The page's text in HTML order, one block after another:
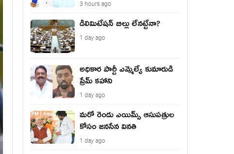
3 hours ago
డీలిమిటేషన్ బిల్లు లేన‌ట్టేనా?
1 day ago
అధికార పార్టీ ఎమ్మెల్యే కుమారుడి
ప్రేమ్ కహాని
1 day ago
మరో రెండు ఎయిమ్స్ ఆసుపత్రుల
కోసం జనసేన వినతి
1 day ago